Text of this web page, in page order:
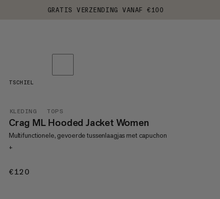
GRATIS VERZENDING VANAF €100
KLEDING TOPS
Crag ML Hooded Jacket Women
Multifunctionele, gevoerde tussenlaagjas met capuchon
+
€120
TSCHIEL